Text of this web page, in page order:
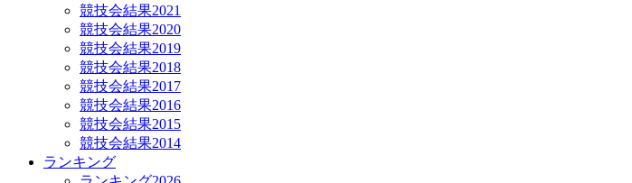
競技会結果2021
競技会結果2020
競技会結果2019
競技会結果2018
競技会結果2017
競技会結果2016
競技会結果2015
競技会結果2014
ランキング